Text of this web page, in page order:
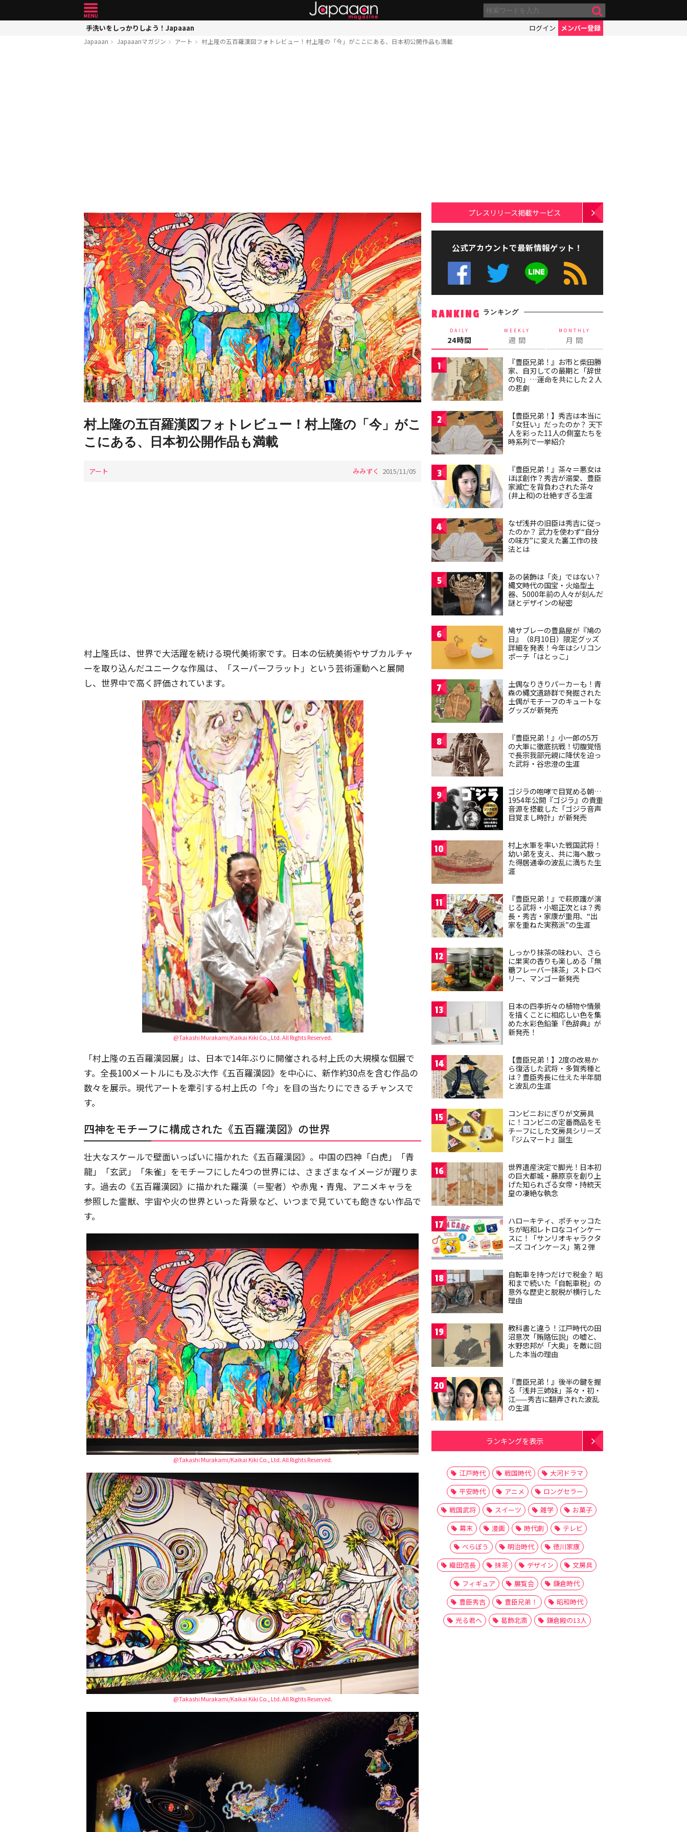
手洗いをしっかりしよう！Japaaan ログイン メンバー登録
Japaaan Japaaanマガジン アート 村上隆の五百羅漢図フォトレビュー！村上隆の「今」がここにある、日本初公開作品も満載
村上隆の五百羅漢図フォトレビュー！村上隆の「今」がこ
こにある、日本初公開作品も満載
アート みみずく 2015/11/05
村上隆氏は、世界で大活躍を続ける現代美術家です。日本の伝統美術やサブカルチャ
ーを取り込んだユニークな作風は、「スーパーフラット」という芸術運動へと展開
し、世界中で高く評価されています。
@Takashi Murakami/Kaikai Kiki Co., Ltd. All Rights Reserved.
「村上隆の五百羅漢図展」は、日本で14年ぶりに開催される村上氏の大規模な個展で
す。全長100メートルにも及ぶ大作《五百羅漢図》を中心に、新作約30点を含む作品の
数々を展示。現代アートを牽引する村上氏の「今」を目の当たりにできるチャンスで
す。
四神をモチーフに構成された《五百羅漢図》の世界
壮大なスケールで壁面いっぱいに描かれた《五百羅漢図》。中国の四神「白虎」「青
龍」「玄武」「朱雀」をモチーフにした4つの世界には、さまざまなイメージが躍りま
す。過去の《五百羅漢図》に描かれた羅漢（＝聖者）や赤鬼・青鬼、アニメキャラを
参照した霊獣、宇宙や火の世界といった背景など、いつまで見ていても飽きない作品で
す。
@Takashi Murakami/Kaikai Kiki Co., Ltd. All Rights Reserved.
@Takashi Murakami/Kaikai Kiki Co., Ltd. All Rights Reserved.
プレスリリース掲載サービス
公式アカウントで最新情報ゲット！
RANKING ランキング
DAILY
24時間
WEEKLY
週 間
MONTHLY
月 間
1
『豊臣兄弟！』お市と柴田勝
家、自刃しての最期と「辞世
の句」…運命を共にした２人
の悲劇
2
【豊臣兄弟！】秀吉は本当に
「女狂い」だったのか？ 天下
人を彩った11人の側室たちを
時系列で一挙紹介
3
『豊臣兄弟！』茶々＝悪女は
ほぼ創作？秀吉が溺愛、豊臣
家滅亡を背負わされた茶々
(井上和)の壮絶すぎる生涯
4
なぜ浅井の旧臣は秀吉に従っ
たのか？ 武力を使わず“自分
の味方”に変えた裏工作の技
法とは
5
あの装飾は「炎」ではない？
縄文時代の国宝・火焔型土
器、5000年前の人々が刻んだ
謎とデザインの秘密
6
鳩サブレーの豊島屋が『鳩の
日』（8月10日）限定グッズ
詳細を発表！今年はシリコン
ポーチ「はとっこ」
7
土偶なりきりパーカーも！青
森の縄文遺跡群で発掘された
土偶がモチーフのキュートな
グッズが新発売
8
『豊臣兄弟！』小一郎の5万
の大軍に徹底抗戦！切腹覚悟
で長宗我部元親に降伏を迫っ
た武将・谷忠澄の生涯
9
ゴジラの咆哮で目覚める朝…
1954年公開『ゴジラ』の貴重
音源を搭載した「ゴジラ音声
目覚まし時計」が新発売
10
村上水軍を率いた戦国武将！
幼い弟を支え、共に海へ散っ
た得居通幸の波乱に満ちた生
涯
11
『豊臣兄弟！』で萩原護が演
じる武将・小堀正次とは？秀
長・秀吉・家康が重用、“出
家を重ねた実務派”の生涯
12
しっかり抹茶の味わい、さら
に果実の香りも楽しめる「無
糖フレーバー抹茶」ストロベ
リー、マンゴー新発売
13
日本の四季折々の植物や情景
を描くことに相応しい色を集
めた水彩色鉛筆『色辞典』が
新発売！
14
【豊臣兄弟！】2度の改易か
ら復活した武将・多賀秀種と
は？豊臣秀長に仕えた半年間
と波乱の生涯
15
コンビニおにぎりが文房具
に！コンビニの定番商品をモ
チーフにした文房具シリーズ
『ジムマート』誕生
16
世界遺産決定で脚光！日本初
の巨大都城・藤原京を創り上
げた知られざる女帝・持統天
皇の凄絶な執念
17
ハローキティ、ポチャッコた
ちが昭和レトロなコインケー
スに！「サンリオキャラクタ
ーズ コインケース」第２弾
18
自転車を持つだけで税金？ 昭
和まで続いた「自転車税」の
意外な歴史と脱税が横行した
理由
19
教科書と違う！江戸時代の田
沼意次「賄賂伝説」の嘘と、
水野忠邦が「大奥」を敵に回
した本当の理由
20
『豊臣兄弟！』後半の鍵を握
る「浅井三姉妹」茶々・初・
江——秀吉に翻弄された波乱
の生涯
ランキングを表示
江戸時代 戦国時代
大河ドラマ
平安時代
アニメ
ロングセラー
戦国武将
スイーツ 雑学
お菓子
幕末
漫画 時代劇
テレビ
べらぼう
明治時代
徳川家康
織田信長
抹茶 デザイン
文房具
フィギュア
展覧会
鎌倉時代
豊臣秀吉
豊臣兄弟！
昭和時代
光る君へ
葛飾北斎 鎌倉殿の13人